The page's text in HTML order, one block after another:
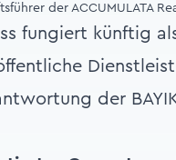
der ACCUMULATA
fungiert künftig
der